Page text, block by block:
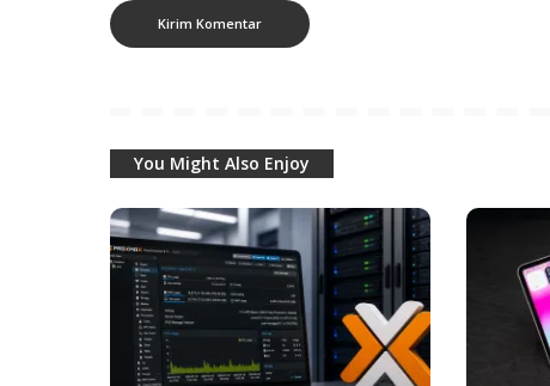
You Might Also Enjoy